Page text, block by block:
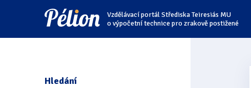
Přejít
na
štítky
Přejít
na
kategorie
Přejít
na
obsah
Vzdělávací portál Střediska Teiresiás MU
o výpočetní technice pro zrakově postižené
Hledání